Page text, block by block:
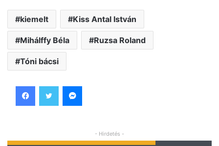
kiemelt Kiss Antal István
Mihálffy Béla Ruzsa Roland
Tóni bácsi
- Hirdetés -